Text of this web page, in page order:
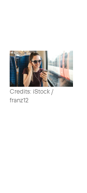
Credits: iStock /
franz12